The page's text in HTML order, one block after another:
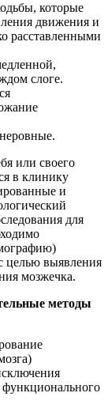
которые
движения и
расставленными
слоге.
или своего
в клинику
и
для
целью выявления
мозжечка.
методы